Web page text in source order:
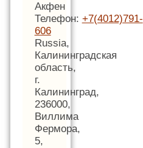
Акфен
Телефон: +7(4012)791-
606
Russia,
Калининградская
область,
г.
Калининград,
236000,
Виллима
Фермора,
5,